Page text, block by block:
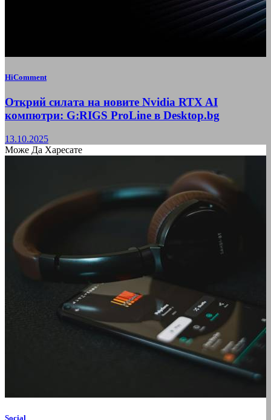
HiComment
Открий силата на новите Nvidia RTX AI
компютри: G:RIGS ProLine в Desktop.bg
13.10.2025
Може Да Харесате
Social